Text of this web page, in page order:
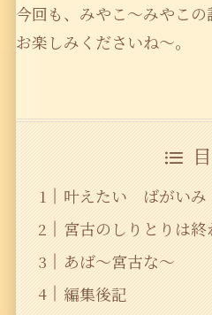
今回も、みやこ〜みやこの
お楽しみくださいね〜。
叶えたい ばがいみ
宮古のしりとりは終
あば〜宮古な〜
編集後記